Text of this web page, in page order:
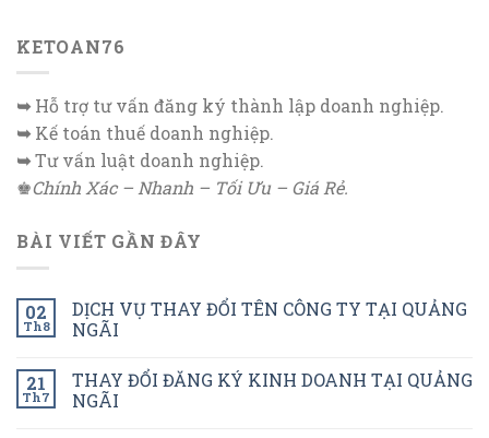
KETOAN76
➥Hỗ trợ tư vấn đăng ký thành lập doanh nghiệp.
➥Kế toán thuế doanh nghiệp.
➥Tư vấn luật doanh nghiệp.
♚Chính Xác – Nhanh – Tối Ưu – Giá Rẻ.
BÀI VIẾT GẦN ĐÂY
02
Th8
DỊCH VỤ THAY ĐỔI TÊN CÔNG TY TẠI QUẢNG
NGÃI
21
Th7
THAY ĐỔI ĐĂNG KÝ KINH DOANH TẠI QUẢNG
NGÃI